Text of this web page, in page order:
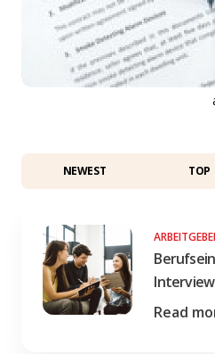
NEWEST TOP
Read